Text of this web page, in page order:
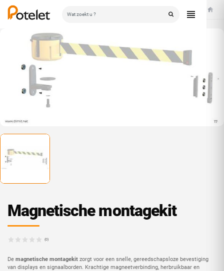
Home
Magnetische montagekit
(0)
De magnetische montagekit zorgt voor een snelle, gereedschapsloze bevestiging
van displays en signaalborden. Krachtige magneetverbinding, herbruikbaar en